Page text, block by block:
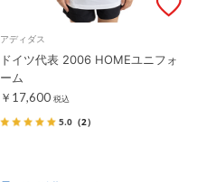
アディダス
ドイツ代表 2006 HOMEユニフォ
ーム
￥17,600 税込
5.0 （2）